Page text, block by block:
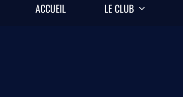
ACCUEIL LE CLUB